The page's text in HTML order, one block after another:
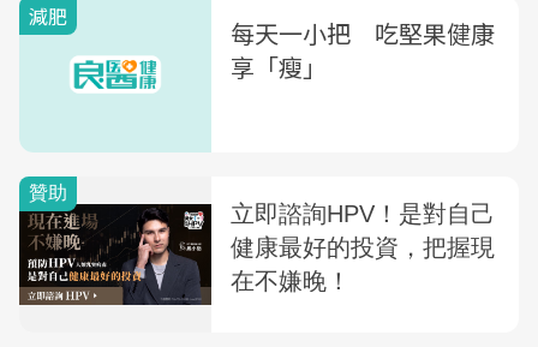
減肥
每天一小把 吃堅果健康
享「瘦」